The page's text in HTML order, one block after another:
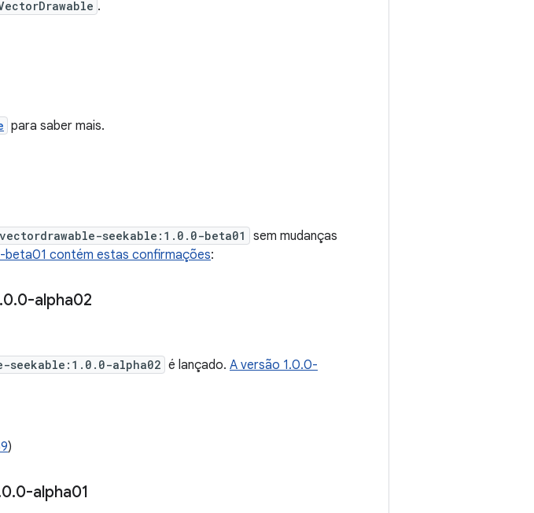
.
para saber mais.
seekable:1.0.0-beta01
sem mudanças
beta01 contém estas confirmações:
.0.0-alpha02
seekable:1.0.0-alpha02 é lançado. A versão 1.0.0-
)
0.0-alpha01